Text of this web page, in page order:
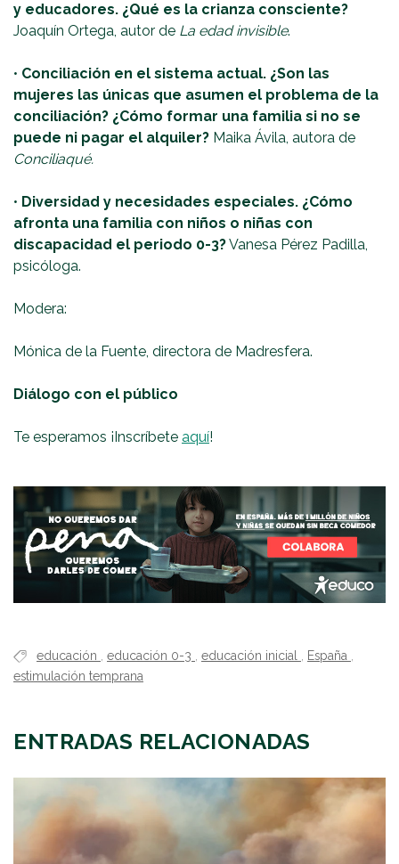
y educadores. ¿Qué es la crianza consciente?
Joaquín Ortega, autor de La edad invisible.
• Conciliación en el sistema actual. ¿Son las
mujeres las únicas que asumen el problema de la
conciliación? ¿Cómo formar una familia si no se
puede ni pagar el alquiler? Maika Ávila, autora de
Conciliaqué.
• Diversidad y necesidades especiales. ¿Cómo
afronta una familia con niños o niñas con
discapacidad el periodo 0-3?Vanesa Pérez Padilla,
psicóloga.
Modera:
Mónica de la Fuente, directora de Madresfera.
Diálogo con el público
Te esperamos ¡Inscríbete aquí!
educación educación 0-3 educación inicial España
estimulación temprana
ENTRADAS RELACIONADAS